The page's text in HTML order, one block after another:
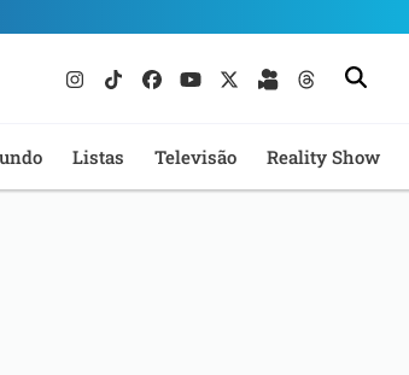
Listas Televisão Reality Show